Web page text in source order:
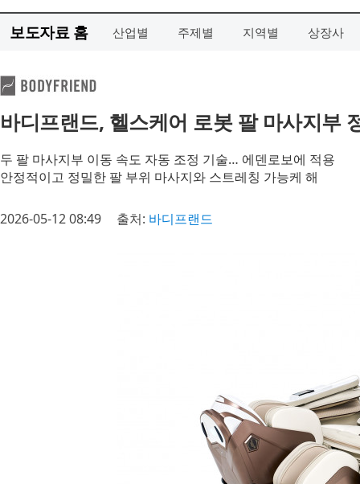
보도자료 홈 산업별 주제별 지역별 상장사
바디프랜드, 헬스케어 로봇 팔 마사지부
두 팔 마사지부 이동 속도 자동 조정 기술… 에덴로보에 적용
안정적이고 정밀한 팔 부위 마사지와 스트레칭 가능케 해
2026-05-12 08:49 출처: 바디프랜드